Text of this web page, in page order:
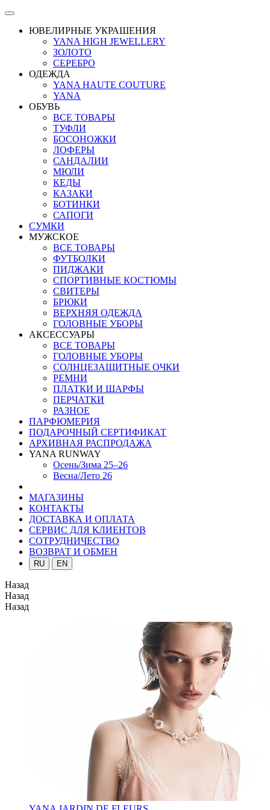
ЮВЕЛИРНЫЕ УКРАШЕНИЯ
YANA HIGH JEWELLERY
ЗОЛОТО
СЕРЕБРО
ОДЕЖДА
YANA HAUTE COUTURE
YANA
ОБУВЬ
ВСЕ ТОВАРЫ
ТУФЛИ
БОСОНОЖКИ
ЛОФЕРЫ
САНДАЛИИ
МЮЛИ
КЕДЫ
КАЗАКИ
БОТИНКИ
САПОГИ
СУМКИ
МУЖСКОЕ
ВСЕ ТОВАРЫ
ФУТБОЛКИ
ПИДЖАКИ
СПОРТИВНЫЕ КОСТЮМЫ
СВИТЕРЫ
БРЮКИ
ВЕРХНЯЯ ОДЕЖДА
ГОЛОВНЫЕ УБОРЫ
АКСЕССУАРЫ
ВСЕ ТОВАРЫ
ГОЛОВНЫЕ УБОРЫ
СОЛНЦЕЗАЩИТНЫЕ ОЧКИ
РЕМНИ
ПЛАТКИ И ШАРФЫ
ПЕРЧАТКИ
РАЗНОЕ
ПАРФЮМЕРИЯ
ПОДАРОЧНЫЙ СЕРТИФИКАТ
АРХИВНАЯ РАСПРОДАЖА
YANA RUNWAY
Осень/Зима 25–26
Весна/Лето 26
МАГАЗИНЫ
КОНТАКТЫ
ДОСТАВКА И ОПЛАТА
СЕРВИС ДЛЯ КЛИЕНТОВ
СОТРУДНИЧЕСТВО
ВОЗВРАТ И ОБМЕН
RU EN
Назад
Назад
Назад